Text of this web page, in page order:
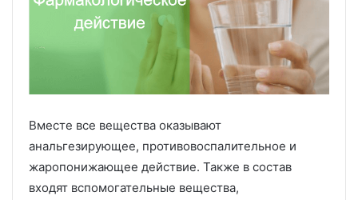
Вместе все вещества оказывают
анальгезирующее, противовоспалительное и
жаропонижающее действие. Также в состав
входят вспомогательные вещества,